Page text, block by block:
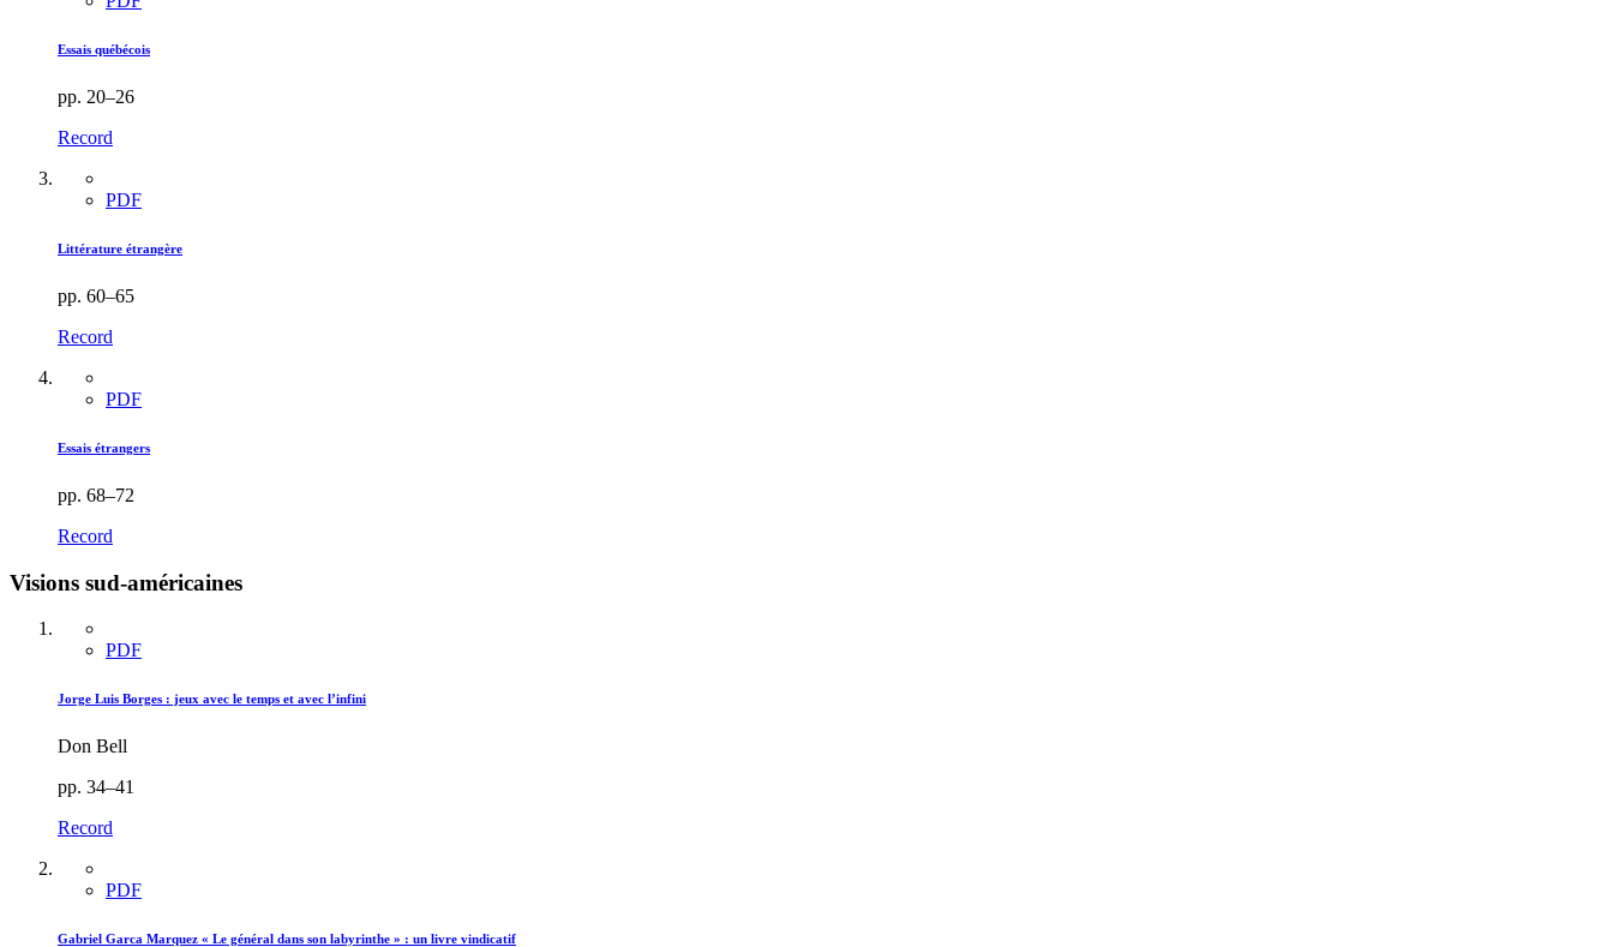
Essais québécois
pp. 20–26
Record
PDF
Littérature étrangère
pp. 60–65
Record
PDF
Essais étrangers
pp. 68–72
Record
Visions sud-américaines
PDF
Jorge Luis Borges : jeux avec le temps et avec l’infini
Don Bell
pp. 34–41
Record
PDF
Gabriel Garca Marquez « Le général dans son labyrinthe » : un livre vindicatif